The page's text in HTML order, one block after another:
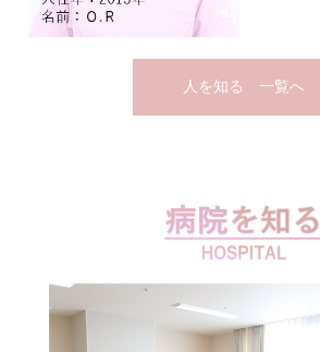
人を知る 一覧へ